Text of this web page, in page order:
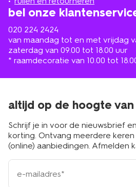
bel onze
020 224 2424
van maandag tot en met vrijdag
zaterdag van 09.00 tot 18.00 uur
* raamdecoratie van 10.00 tot
altijd op de hoogte
Schrijf je in voor de nieuwsbrief
korting. Ontvang meerdere
(online) aanbiedingen. Afmelden
e-
mailadres